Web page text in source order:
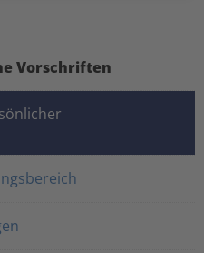
Vorschriften